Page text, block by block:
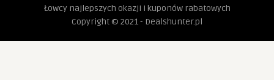
Łowcy najlepszych okazji i kuponów rabatowych
Copyright © 2021 - Dealshunter.pl